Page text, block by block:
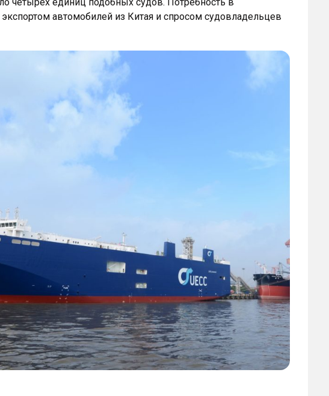
автомобилей из Китая и спросом судовладельцев